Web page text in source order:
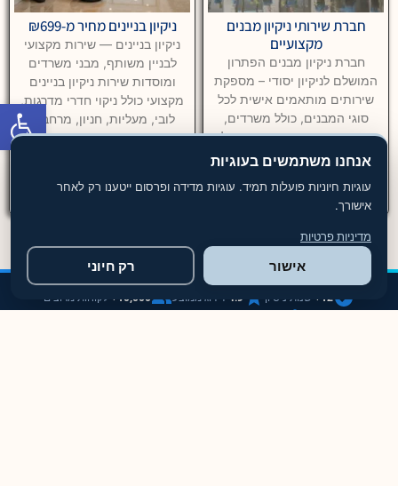
פתח
חברת שירותי ניקיון מבנים
מקצועיים
חברת ניקיון מבנים הפתרון
המושלם לניקיון יסודי – מספקת
שירותים מותאמים אישית לכל
סוגי המבנים, כולל משרדים,
בתים ודירות, תוך הקפדה על
ניקיון יסודי ושימוש בציוד וחומרים
מבצע את
ניקיון בניינים מחיר מ-₪699
ניקיון בניינים — שירות מקצועי
לבניין משותף, מבני משרדים
ומוסדות שירות ניקיון בניינים
מקצועי כולל ניקוי חדרי מדרגות,
לובי, מעליות, חניון, מרחבים
מוגנים ושטחים משותפים. עלות
12+ שנות ניסיון 4.9 דירוג ממוצע 10,000+
לקוחות מרוצים
אנחנו משתמשים בעוגיות
עוגיות חיוניות פועלות תמיד. עוגיות מדידה ופרסום ייטענו רק לאחר
אישורך.
מדיניות פרטיות
אישור רק חיוני